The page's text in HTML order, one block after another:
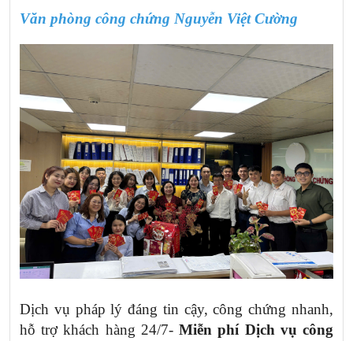
Văn phòng công chứng Nguyễn Việt Cường
Dịch vụ pháp lý đáng tin cậy, công chứng nhanh,
hỗ trợ khách hàng 24/7-Miễn phí Dịch vụ công